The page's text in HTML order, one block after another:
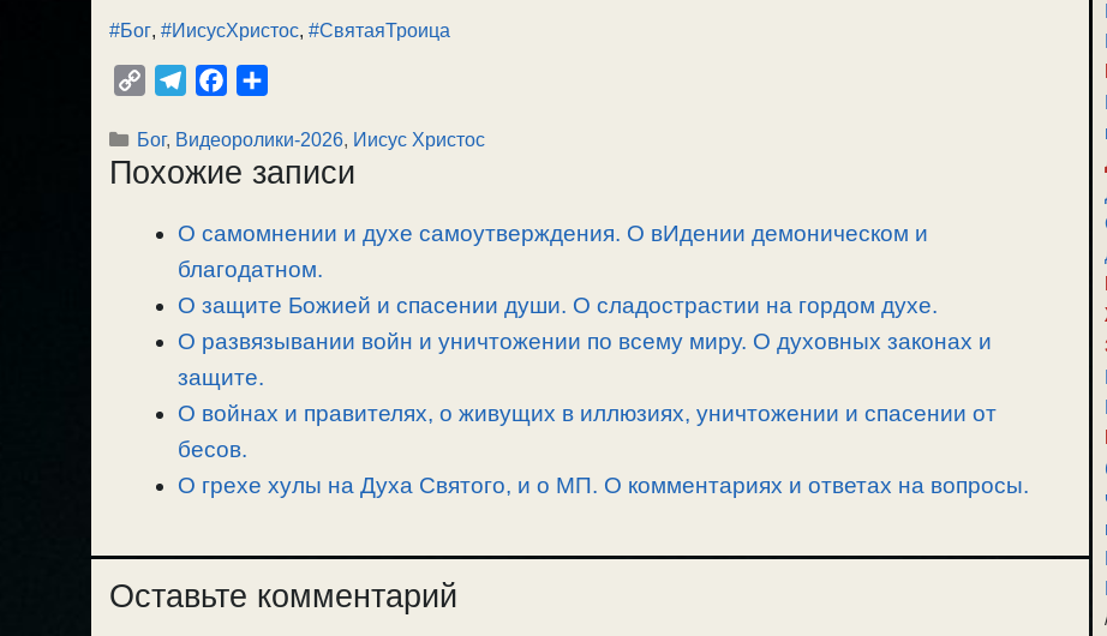
#Бог, #ИисусХристос, #СвятаяТроица
p
y
l
e
r
a
m
c
e
o
o
k
п
р
в
и
т
Рубрики
Бог, Видеоролики-2026, Иисус Христос
Похожие записи
О самомнении и духе самоутверждения. О вИдении демоническом и
благодатном.
О защите Божией и спасении души. О сладострастии на гордом духе.
О развязывании войн и уничтожении по всему миру. О духовных законах и
защите.
О войнах и правителях, о живущих в иллюзиях, уничтожении и спасении от
бесов.
О грехе хулы на Духа Святого, и о МП. О комментариях и ответах на вопросы.
Оставьте комментарий